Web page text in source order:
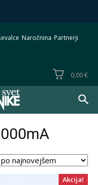
Naročnina Partnerji
0,00 €
Akcija!